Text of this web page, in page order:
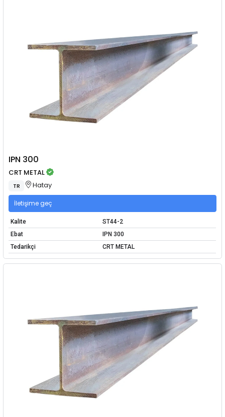
IPN 300
CRT METAL
TR Hatay
İletişime geç
Kalite
ST44-2
Ebat
IPN 300
Tedarikçi
CRT METAL